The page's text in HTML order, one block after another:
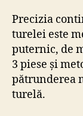
Precizia
turelei este
puternic, de
3 piese și
pătrunderea
turelă.